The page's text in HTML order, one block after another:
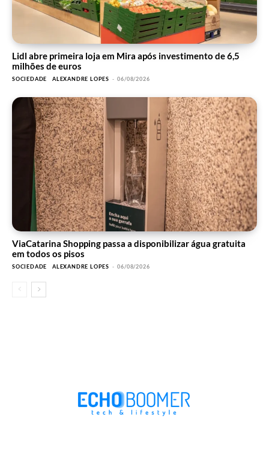
Lidl abre primeira loja em Mira após investimento de 6,5
milhões de euros
SOCIEDADE ALEXANDRE LOPES - 06/08/2026
ViaCatarina Shopping passa a disponibilizar água gratuita
em todos os pisos
SOCIEDADE ALEXANDRE LOPES - 06/08/2026